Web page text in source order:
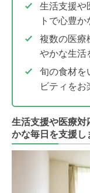
生活支援や
トで心豊
複数の医療
やかな生活
旬の食材を
ビティを
生活支援や医療対
かな毎日を支援し